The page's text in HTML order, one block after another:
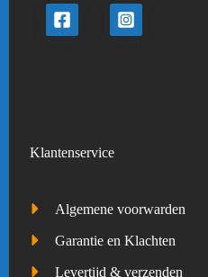
Klantenservice
Algemene voorwarden
Garantie en Klachten
Levertijd & verzenden